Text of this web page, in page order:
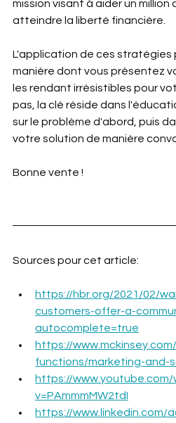
mission visant à aider un
atteindre la liberté financière.
L'application de ces stratégies
manière dont vous présentez
les rendant irrésistibles pour
pas, la clé réside dans
sur le problème d'abord, puis
votre solution de manière
Bonne vente !
Sources pour cet article:
https://hbr.org/2021/02/
customers-offer-a-
autocomplete=true
https://
functions/marketing-and-
https://
v=PAmmmMW2tdI
https://www.linkedin.com/